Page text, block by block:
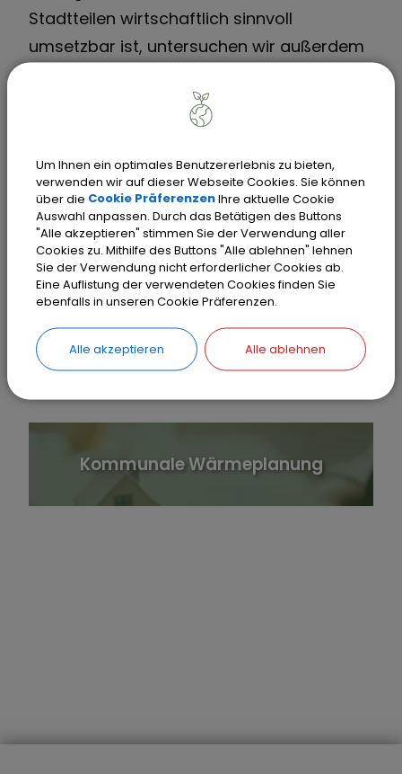
Stadtteilen wirtschaftlich sinnvoll
umsetzbar ist, untersuchen wir außerdem
Wasserstoffnetze oder die dezentrale
Versorgung mit Wärmepumpe oder
Pelletheizung.
Fernwärme
Kommunale Wärmeplanung
Um Ihnen ein optimales Benutzererlebnis zu bieten,
verwenden wir auf dieser Webseite Cookies. Sie können
über die Cookie PräferenzenIhre aktuelle Cookie
Auswahl anpassen. Durch das Betätigen des Buttons
"Alle akzeptieren" stimmen Sie der Verwendung aller
Cookies zu. Mithilfe des Buttons "Alle ablehnen" lehnen
Sie der Verwendung nicht erforderlicher Cookies ab.
Eine Auflistung der verwendeten Cookies finden Sie
ebenfalls in unseren Cookie Präferenzen.
Alle akzeptieren Alle ablehnen